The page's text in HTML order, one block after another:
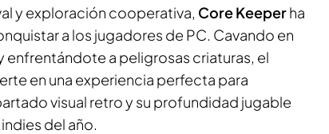
y exploración cooperativa, Core Keeperha
a los jugadores de PC. Cavando en
enfrentándote a peligrosas criaturas, el
en una experiencia perfecta para
visual retro y su profundidad jugable
indies del año.